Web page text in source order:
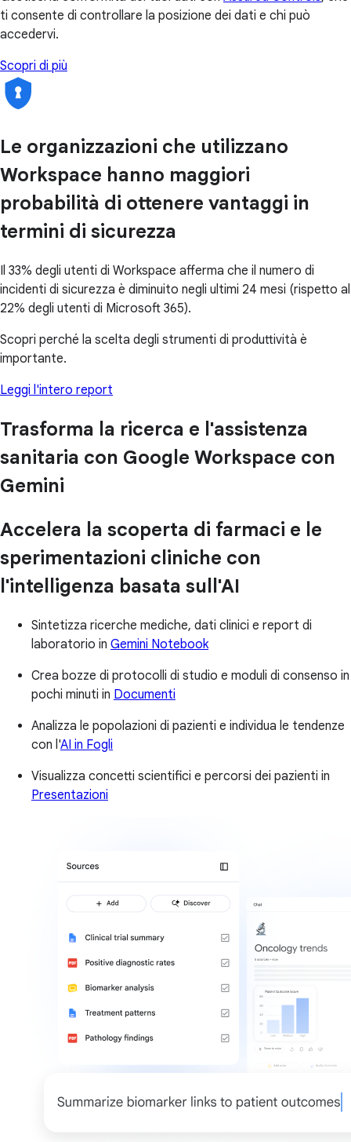
ti consente di controllare la posizione dei dati e chi può
accedervi.
Scopri di più
Le organizzazioni che utilizzano
Workspace hanno maggiori
probabilità di ottenere vantaggi in
termini di sicurezza
Il 33% degli utenti di Workspace afferma che il numero di
incidenti di sicurezza è diminuito negli ultimi 24 mesi (rispetto al
22% degli utenti di Microsoft 365).
Scopri perché la scelta degli strumenti di produttività è
importante.
Leggi l'intero report
Trasforma la ricerca e l'assistenza
sanitaria con Google Workspace con
Gemini
Accelera la scoperta di farmaci e le
sperimentazioni cliniche con
l'intelligenza basata sull'AI
Sintetizza ricerche mediche, dati clinici e report di
laboratorio in Gemini Notebook
Crea bozze di protocolli di studio e moduli di consenso in
pochi minuti in Documenti
Analizza le popolazioni di pazienti e individua le tendenze
con l'AI in Fogli
Visualizza concetti scientifici e percorsi dei pazienti in
Presentazioni